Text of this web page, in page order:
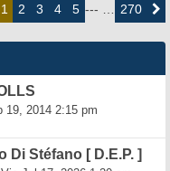
1 2 3 4 5 --- … 270
19, 2014 2:15 pm
Di Stéfano [ D.E.P. ]